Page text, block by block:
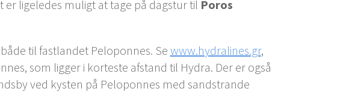
ligeledes muligt at tage på dagstur til Poros
til fastlandet Peloponnes. Sewww.hydralines.gr,
som ligger i korteste afstand til Hydra. Der er også
ved kysten på Peloponnes med sandstrande